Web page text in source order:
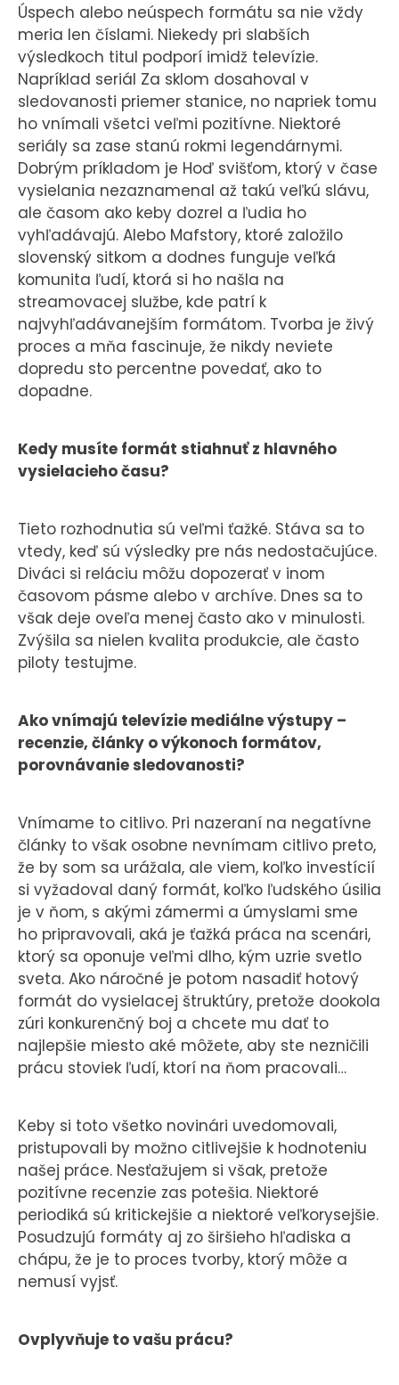
Úspech alebo neúspech formátu sa nie vždy
meria len číslami. Niekedy pri slabších
výsledkoch titul podporí imidž televízie.
Napríklad seriál Za sklom dosahoval v
sledovanosti priemer stanice, no napriek tomu
ho vnímali všetci veľmi pozitívne. Niektoré
seriály sa zase stanú rokmi legendárnymi.
Dobrým príkladom je Hoď svišťom, ktorý v čase
vysielania nezaznamenal až takú veľkú slávu,
ale časom ako keby dozrel a ľudia ho
vyhľadávajú. Alebo Mafstory, ktoré založilo
slovenský sitkom a dodnes funguje veľká
komunita ľudí, ktorá si ho našla na
streamovacej službe, kde patrí k
najvyhľadáva­nejším formátom. Tvorba je živý
proces a mňa fascinuje, že nikdy neviete
dopredu sto percentne povedať, ako to
dopadne.
Kedy musíte formát stiahnuť z hlavného
vysielacieho času?
Tieto rozhodnutia sú veľmi ťažké. Stáva sa to
vtedy, keď sú výsledky pre nás nedostačujúce.
Diváci si reláciu môžu dopozerať v inom
časovom pásme alebo v archíve. Dnes sa to
však deje oveľa menej často ako v minulosti.
Zvýšila sa nielen kvalita produkcie, ale často
piloty testujme.
Ako vnímajú televízie mediálne výstupy –
recenzie, články o výkonoch formátov,
porovnávanie sledovanosti?
Vnímame to citlivo. Pri nazeraní na negatívne
články to však osobne nevnímam citlivo preto,
že by som sa urážala, ale viem, koľko investícií
si vyžadoval daný formát, koľko ľudského úsilia
je v ňom, s akými zámermi a úmyslami sme
ho pripravovali, aká je ťažká práca na scenári,
ktorý sa oponuje veľmi dlho, kým uzrie svetlo
sveta. Ako náročné je potom nasadiť hotový
formát do vysielacej štruktúry, pretože dookola
zúri konkurenčný boj a chcete mu dať to
najlepšie miesto aké môžete, aby ste nezničili
prácu stoviek ľudí, ktorí na ňom pracovali…
Keby si toto všetko novinári uvedomovali,
pristupovali by možno citlivejšie k hodnoteniu
našej práce. Nesťažujem si však, pretože
pozitívne recenzie zas potešia. Niektoré
periodiká sú kritickejšie a niektoré veľkorysejšie.
Posudzujú formáty aj zo širšieho hľadiska a
chápu, že je to proces tvorby, ktorý môže a
nemusí vyjsť.
Ovplyvňuje to vašu prácu?